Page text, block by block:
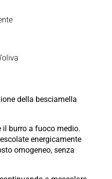
della besciamella
il burro a fuoco medio.
energicamente
omogeneo, senza